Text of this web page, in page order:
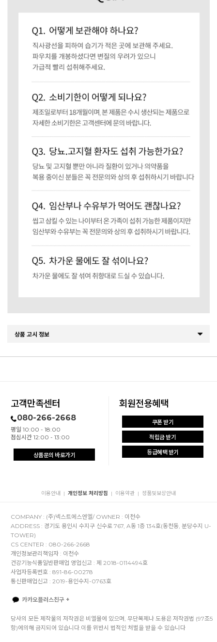
상품 고시 정보
고객만족센터
080-266-2668
평일 10:00 - 18:00
점심시간 12:00 - 13:00
상품문의 바로가기
회원전용혜택
쿠폰 받기
적립금 받기
등급혜택 받기
이용안내 | 개인정보 처리방침 | 이용약관 | 정품및보상안내
COMPANY : (주)넥스트에스엔엘/ OWNER : 이천수
ADDRESS : 경기도 용인시 수지구 신수로 767, A동 1층 134호(동천동, 분당수지 U-
TOWER)
CS CENTER : 080-266-2668
개인정보관리책임자 : 이천수
건강기능식품일반판매업 영업신고 : 제 2018-0114494호
사업자등록번호 : 891-86-00278
통신판매업신고 : 2019-용인수지-0763호
카카오플러스친구 +
당사의 모든 제작물의 저작권은 비엘몰에 있으며, 무단복제나 도용은 저작권법 (97조5
항)에의해 금지되어 있습니다.이를 위반시 법적인 처벌을 받을 수 있습니다